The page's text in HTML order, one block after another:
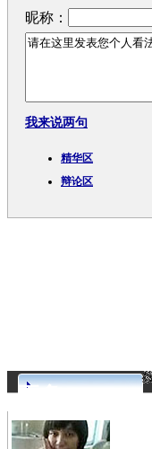
昵称：
我来说两句
精华区
辩论区
更多>>